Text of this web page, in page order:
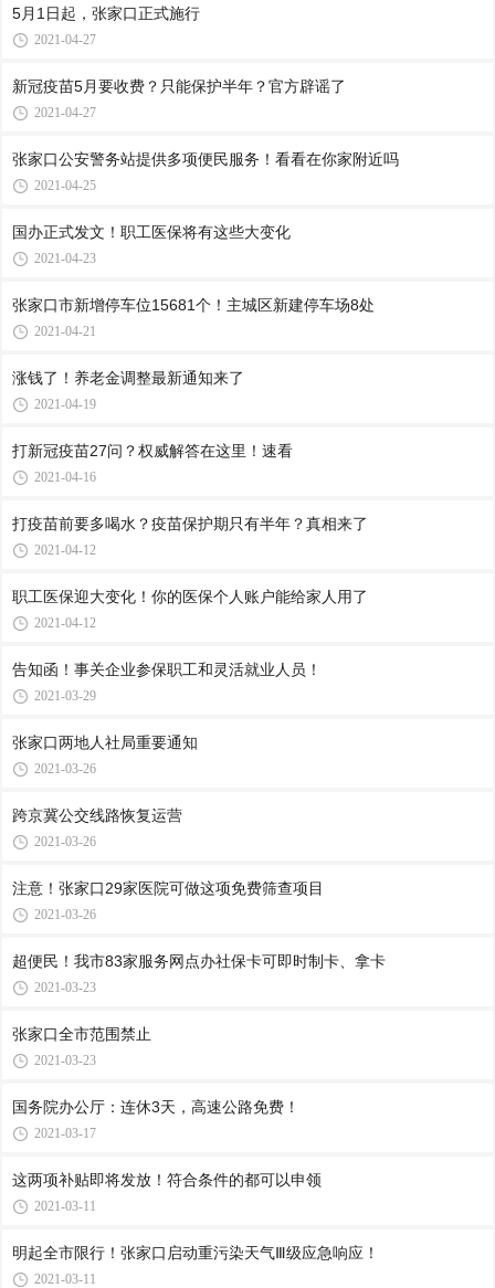
5月1日起，张家口正式施行
2021-04-27
新冠疫苗5月要收费？只能保护半年？官方辟谣了
2021-04-27
张家口公安警务站提供多项便民服务！看看在你家附近吗
2021-04-25
国办正式发文！职工医保将有这些大变化
2021-04-23
张家口市新增停车位15681个！主城区新建停车场8处
2021-04-21
涨钱了！养老金调整最新通知来了
2021-04-19
打新冠疫苗27问？权威解答在这里！速看
2021-04-16
打疫苗前要多喝水？疫苗保护期只有半年？真相来了
2021-04-12
职工医保迎大变化！你的医保个人账户能给家人用了
2021-04-12
告知函！事关企业参保职工和灵活就业人员！
2021-03-29
张家口两地人社局重要通知
2021-03-26
跨京冀公交线路恢复运营
2021-03-26
注意！张家口29家医院可做这项免费筛查项目
2021-03-26
超便民！我市83家服务网点办社保卡可即时制卡、拿卡
2021-03-23
张家口全市范围禁止
2021-03-23
国务院办公厅：连休3天，高速公路免费！
2021-03-17
这两项补贴即将发放！符合条件的都可以申领
2021-03-11
明起全市限行！张家口启动重污染天气Ⅲ级应急响应！
2021-03-11